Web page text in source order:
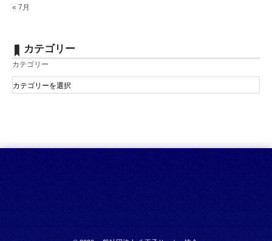
« 7月
カテゴリー
カテゴリー